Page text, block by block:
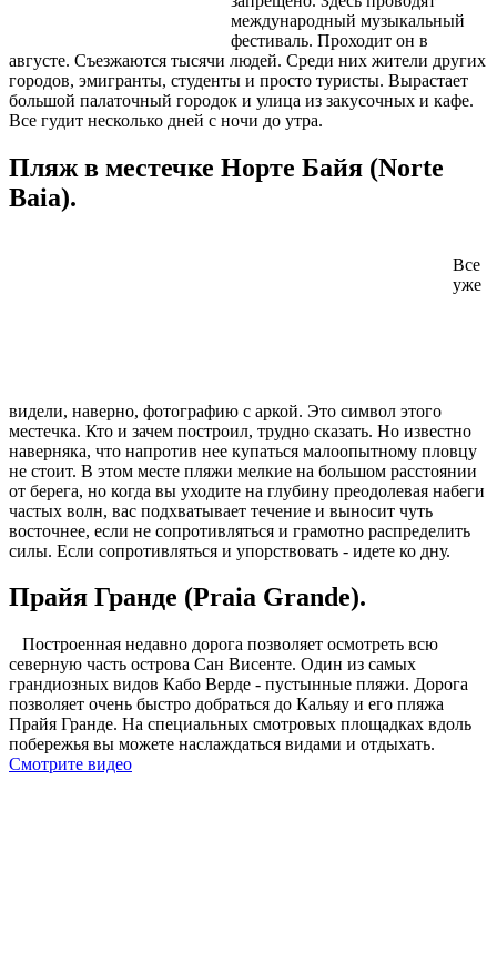
международный музыкальный
фестиваль. Проходит он в
августе. Съезжаются тысячи людей. Среди них жители других
городов, эмигранты, студенты и просто туристы. Вырастает
большой палаточный городок и улица из закусочных и кафе.
Все гудит несколько дней с ночи до утра.
Пляж в местечке Норте Байя (Norte
Baia).
Все
уже
видели, наверно, фотографию с аркой. Это символ этого
местечка. Кто и зачем построил, трудно сказать. Но известно
наверняка, что напротив нее купаться малоопытному пловцу
не стоит. В этом месте пляжи мелкие на большом расстоянии
от берега, но когда вы уходите на глубину преодолевая набеги
частых волн, вас подхватывает течение и выносит чуть
восточнее, если не сопротивляться и грамотно распределить
силы. Если сопротивляться и упорствовать - идете ко дну.
Прайя Гранде (Praia Grande).
Построенная недавно дорога позволяет осмотреть всю
северную часть острова Сан Висенте. Один из самых
грандиозных видов Кабо Верде - пустынные пляжи. Дорога
позволяет очень быстро добраться до Кальяу и его пляжа
Прайя Гранде. На специальных смотровых площадках вдоль
побережья вы можете наслаждаться видами и отдыхать.
Смотрите видео